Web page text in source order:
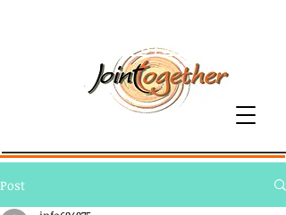
06-81379800
Post